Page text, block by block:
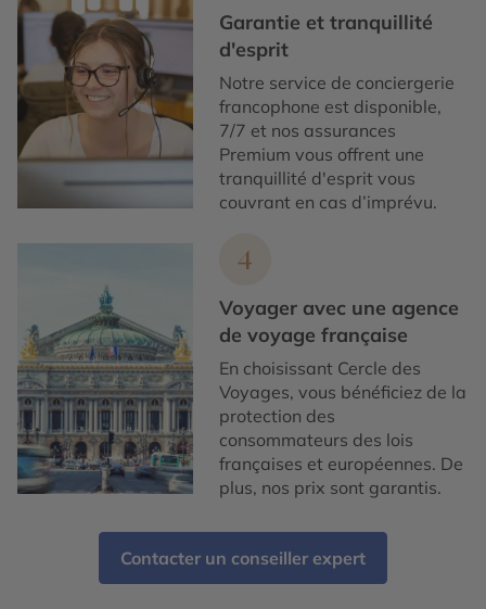
Garantie et tranquillité
d'esprit
Notre service de conciergerie
francophone est disponible,
7/7 et nos assurances
Premium vous offrent une
tranquillité d'esprit vous
couvrant en cas d’imprévu.
4
Voyager avec une agence
de voyage française
En choisissant Cercle des
Voyages, vous bénéficiez de la
protection des
consommateurs des lois
françaises et européennes. De
plus, nos prix sont garantis.
Contacter un conseiller expert